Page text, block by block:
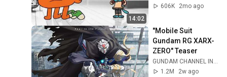
14:02
606K
2mo ago
"Mobile Suit
Gundam RG XARX-
ZERO" Teaser
1.2M
2w ago